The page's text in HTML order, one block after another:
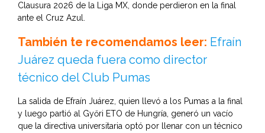
Clausura 2026 de la Liga MX, donde perdieron en la final
ante el Cruz Azul.
También te recomendamos leer: Efraín
Juárez queda fuera como director
técnico del Club Pumas
La salida de Efraín Juárez, quien llevó a los Pumas a la final
y luego partió al Győri ETO de Hungría, generó un vacío
que la directiva universitaria optó por llenar con un técnico